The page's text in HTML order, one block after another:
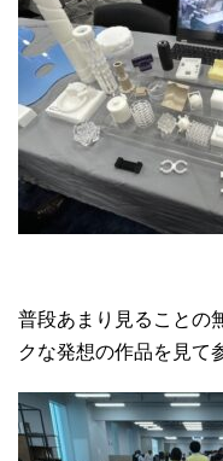
普段あまり見ることの
クな発想の作品を見て